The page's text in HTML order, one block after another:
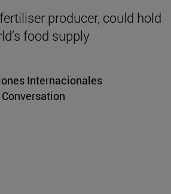
producer, could hold
food supply
Internacionales